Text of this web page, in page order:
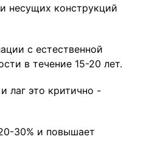
несущих конструкций
с естественной
в течение 15-20 лет.
лаг это критично -
30% и повышает